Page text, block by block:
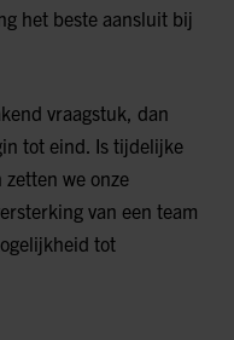
het beste aansluit bij
vraagstuk, dan
tot eind. Is tijdelijke
we onze
van een team
tot